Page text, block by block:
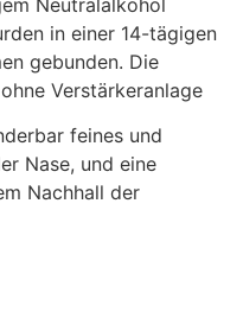
in einer 14-tägigen
gebunden. Die
Verstärkeranlage
feines und
Nase, und eine
Nachhall der